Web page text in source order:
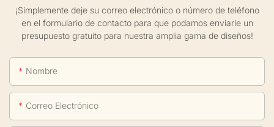
¡Simplemente deje su correo electrónico o número de teléfono
en el formulario de contacto para que podamos enviarle un
presupuesto gratuito para nuestra amplia gama de diseños!
Nombre
Correo Electrónico